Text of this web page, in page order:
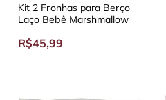
Kit 2 Fronhas para Berço
Laço Bebê Marshmallow
R$45,99